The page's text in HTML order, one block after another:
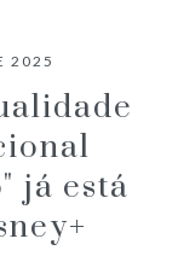
2025
já está